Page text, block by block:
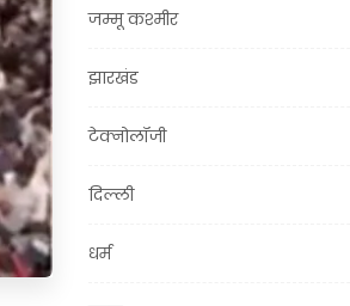
जम्मू कश्मीर
झारखंड
टेक्नोलॉजी
दिल्ली
धर्म